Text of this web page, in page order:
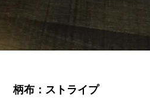
柄布：ストライプ